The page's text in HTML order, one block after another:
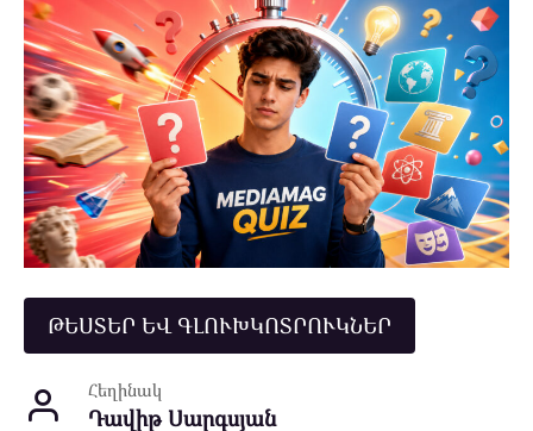
ԹԵՍՏԵՐ ԵՎ ԳԼՈՒԽԿՈՏՐՈՒԿՆԵՐ
Հեղինակ
Դավիթ Սարգսյան